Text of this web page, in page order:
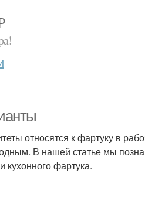
относятся к фартуку в
В нашей статье мы
фартука.